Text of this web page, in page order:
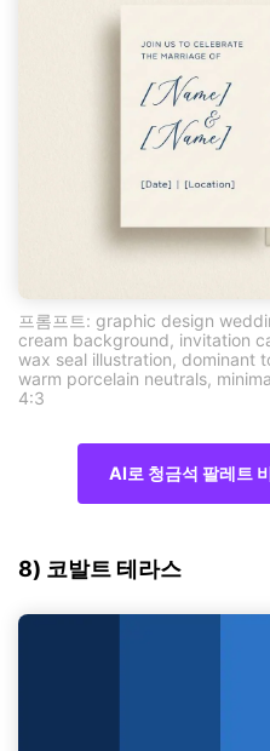
프롬프트: graphic design
cream background, invitation
wax seal illustration, dominant
warm porcelain neutrals,
4:3
AI로 청금석 팔레트
8) 코발트 테라스